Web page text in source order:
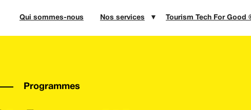
Qui sommes-nous Nos services ▼ Tourism Tech For Good
Programmes